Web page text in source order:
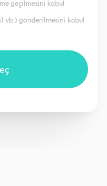
geçilmesini kabul
vb.) gönderilmesini kabul